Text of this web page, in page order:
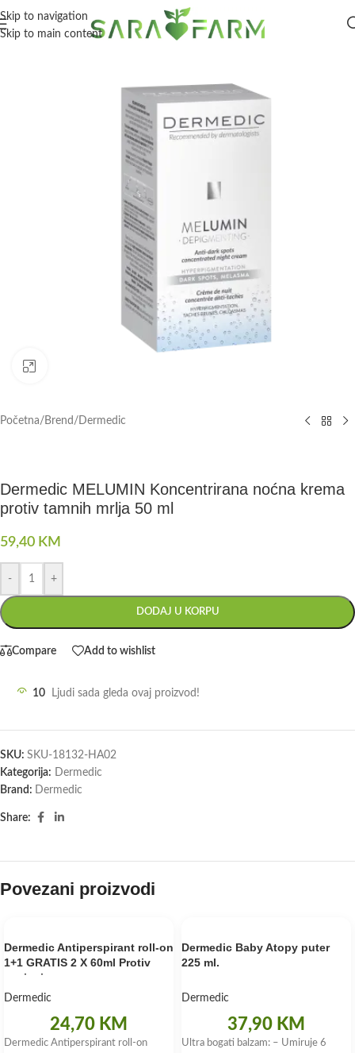
Skip to navigation
Skip to main content
Početna/ Brend / Dermedic
Dermedic MELUMIN Koncentrirana noćna krema
protiv tamnih mrlja 50 ml
59,40 KM
- +
DODAJ U KORPU
Compare Add to wishlist
10 Ljudi sada gleda ovaj proizvod!
SKU: SKU-18132-HA02
Kategorija: Dermedic
Brand: Dermedic
Share:
Povezani proizvodi
Dermedic Antiperspirant roll-on
1+1 GRATIS 2 X 60ml Protiv
znojenja
Dermedic
24,70 KM
Dermedic Antiperspirant roll-on
Dermedic Baby Atopy puter
225 ml.
Dermedic
37,90 KM
Ultra bogati balzam: – Umiruje 6